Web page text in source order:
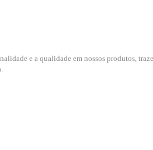
e a qualidade em nossos produtos,